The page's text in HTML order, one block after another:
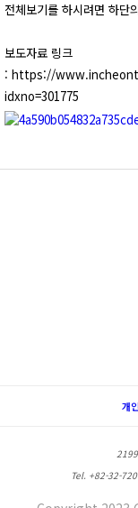
전체보기를 하시려면 하단
보도자료 링크
: https://
idxno=301775
개
Tel. +82-32-